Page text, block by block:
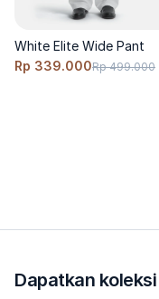
White Elite Wide Pant
Rp 339.000Rp 499.000
Dapatkan